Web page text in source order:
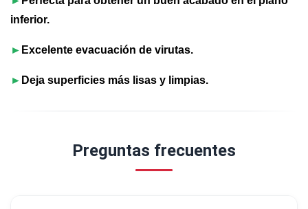
inferior.
► Excelente evacuación de virutas.
► Deja superficies más lisas y limpias.
Preguntas frecuentes